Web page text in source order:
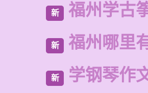
新 福州学古
新 福州哪里
新 学钢琴作